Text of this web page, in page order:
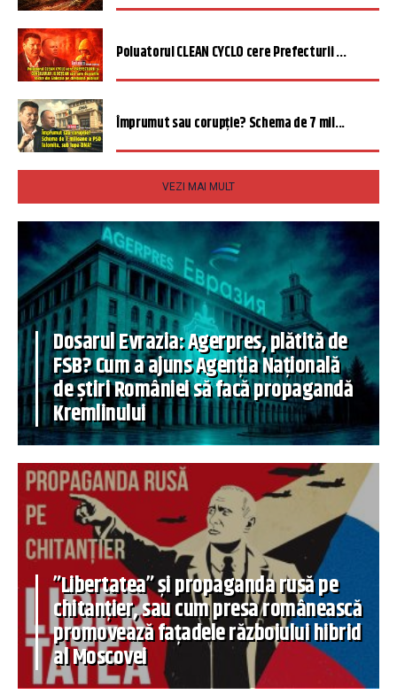
Poluatorul CLEAN CYCLO cere Prefecturii ...
Împrumut sau corupție? Schema de 7 mil...
VEZI MAI MULT
Dosarul Evrazia: Agerpres, plătită de
FSB? Cum a ajuns Agenția Națională
de știri României să facă propagandă
Kremlinului
”Libertatea” și propaganda rusă pe
chitanțier, sau cum presa românească
promovează fațadele războiului hibrid
al Moscovei